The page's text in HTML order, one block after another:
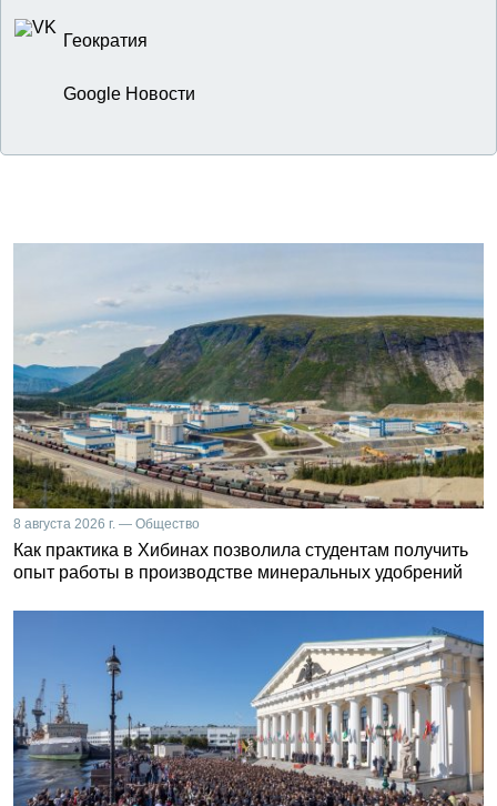
Геократия
Google Новости
8 августа 2026 г. — Общество
Как практика в Хибинах позволила студентам получить
опыт работы в производстве минеральных удобрений